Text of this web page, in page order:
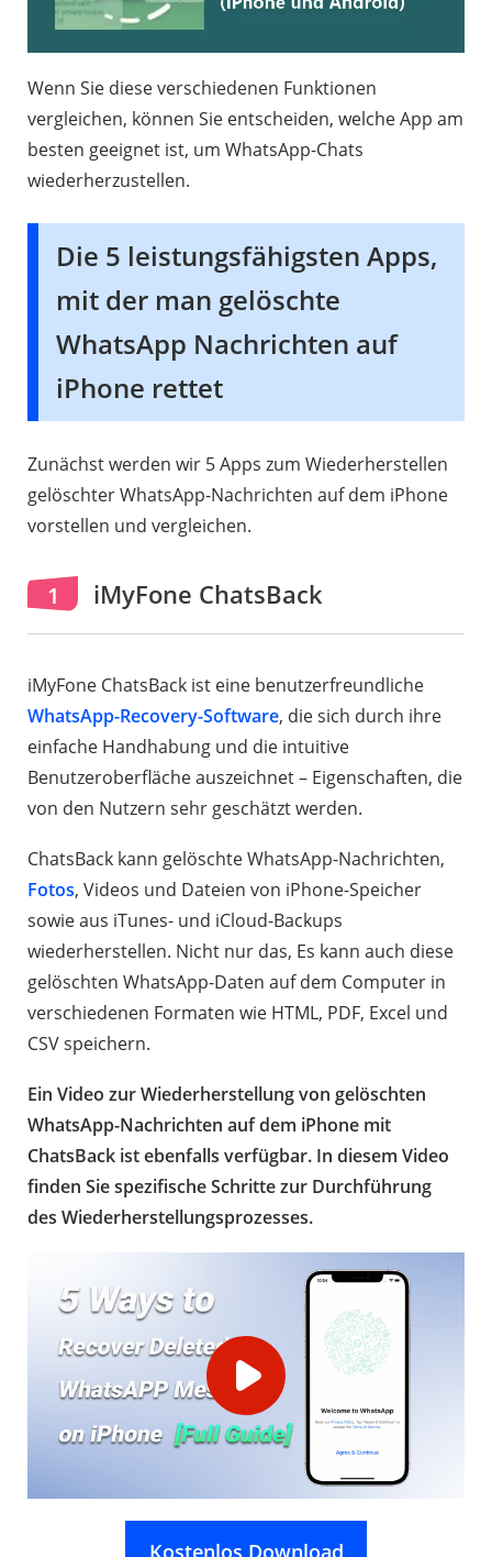
Wenn Sie diese verschiedenen Funktionen
vergleichen, können Sie entscheiden, welche App am
besten geeignet ist, um WhatsApp-Chats
wiederherzustellen.
Die 5 leistungsfähigsten Apps,
mit der man gelöschte
WhatsApp Nachrichten auf
iPhone rettet
Zunächst werden wir 5 Apps zum Wiederherstellen
gelöschter WhatsApp-Nachrichten auf dem iPhone
vorstellen und vergleichen.
1 iMyFone ChatsBack
iMyFone ChatsBack ist eine benutzerfreundliche
WhatsApp-Recovery-Software, die sich durch ihre
einfache Handhabung und die intuitive
Benutzeroberfläche auszeichnet – Eigenschaften, die
von den Nutzern sehr geschätzt werden.
ChatsBack kann gelöschte WhatsApp-Nachrichten,
Fotos, Videos und Dateien von iPhone-Speicher
sowie aus iTunes- und iCloud-Backups
wiederherstellen. Nicht nur das, Es kann auch diese
gelöschten WhatsApp-Daten auf dem Computer in
verschiedenen Formaten wie HTML, PDF, Excel und
CSV speichern.
Ein Video zur Wiederherstellung von gelöschten
WhatsApp-Nachrichten auf dem iPhone mit
ChatsBack ist ebenfalls verfügbar. In diesem Video
finden Sie spezifische Schritte zur Durchführung
des Wiederherstellungsprozesses.
Kostenlos Download